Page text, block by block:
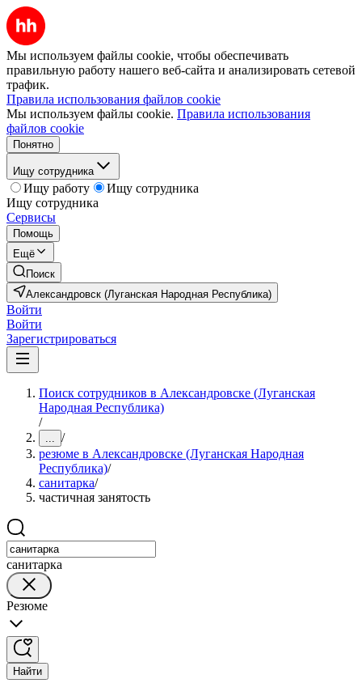
Мы используем файлы cookie, чтобы обеспечивать
правильную работу нашего веб-сайта и анализировать сетевой
трафик.
Правила использования файлов cookie
Мы используем файлы cookie. Правила использования
файлов cookie
Понятно
Ищу сотрудника
Ищу работу
Ищу сотрудника
Ищу сотрудника
Сервисы
Помощь
Ещё
Поиск
Александровск (Луганская Народная Республика)
Войти
Войти
Зарегистрироваться
Поиск сотрудников в Александровске (Луганская
Народная Республика)
/
... /
резюме в Александровске (Луганская Народная
Республика)/
санитарка/
частичная занятость
санитарка
Резюме
Найти